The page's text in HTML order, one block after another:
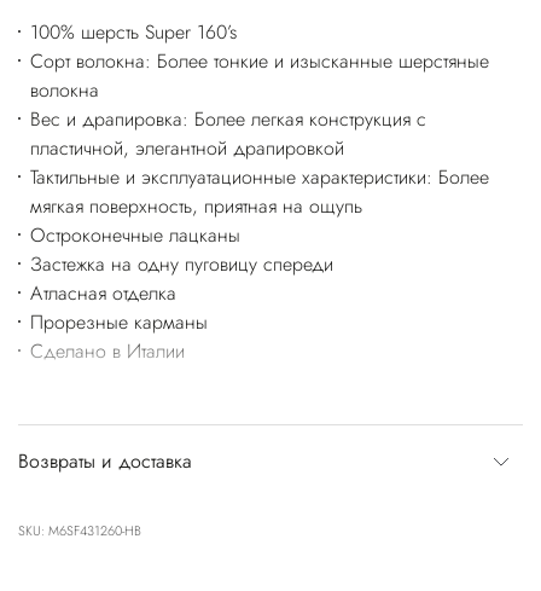
100% шерсть Super 160’s
Сорт волокна: Более тонкие и изысканные шерстяные
волокна
Вес и драпировка: Более легкая конструкция с
пластичной, элегантной драпировкой
Тактильные и эксплуатационные характеристики: Более
мягкая поверхность, приятная на ощупь
Остроконечные лацканы
Застежка на одну пуговицу спереди
Атласная отделка
Прорезные карманы
Сделано в Италии
Возвраты и доставка
SKU: M6SF431260-HB